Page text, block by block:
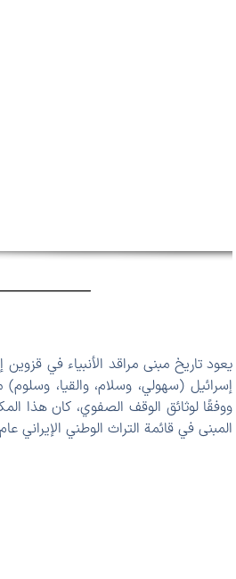
يعود تاریخ مبنی مراقد الأنبیاء في
إسرائيل (سهولي، وسلام، والقيا،
ووفقًا لوثائق الوقف الصفوي، كان هذا
المبنی في قائمة التراث الوطني الإيراني عام 1996 برقم تسجيل 1774.